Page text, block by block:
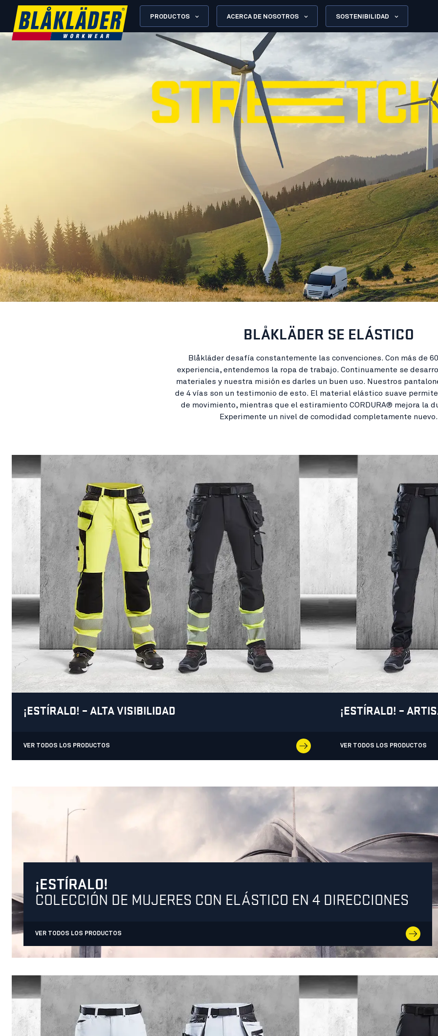
PRODUCTOS ACERCA DE NOSOTROS SOSTENIBILIDAD
BLÅKLÄDER SE ELÁSTICO
Blåkläder desafía constantemente las convenciones. Con más de
experiencia, entendemos la ropa de trabajo. Continuamente se
materiales y nuestra misión es darles un buen uso. Nuestros
de 4 vías son un testimonio de esto. El material elástico suave
de movimiento, mientras que el estiramiento CORDURA® mejora la
Experimente un nivel de comodidad completamente nuevo.
¡ESTÍRALO! – ALTA VISIBILIDAD
VER TODOS LOS PRODUCTOS
¡ESTÍRALO! –
VER TODOS LOS PRODUCTOS
¡ESTÍRALO!
COLECCIÓN DE MUJERES CON ELÁSTICO EN 4 DIRECCIONES
VER TODOS LOS PRODUCTOS